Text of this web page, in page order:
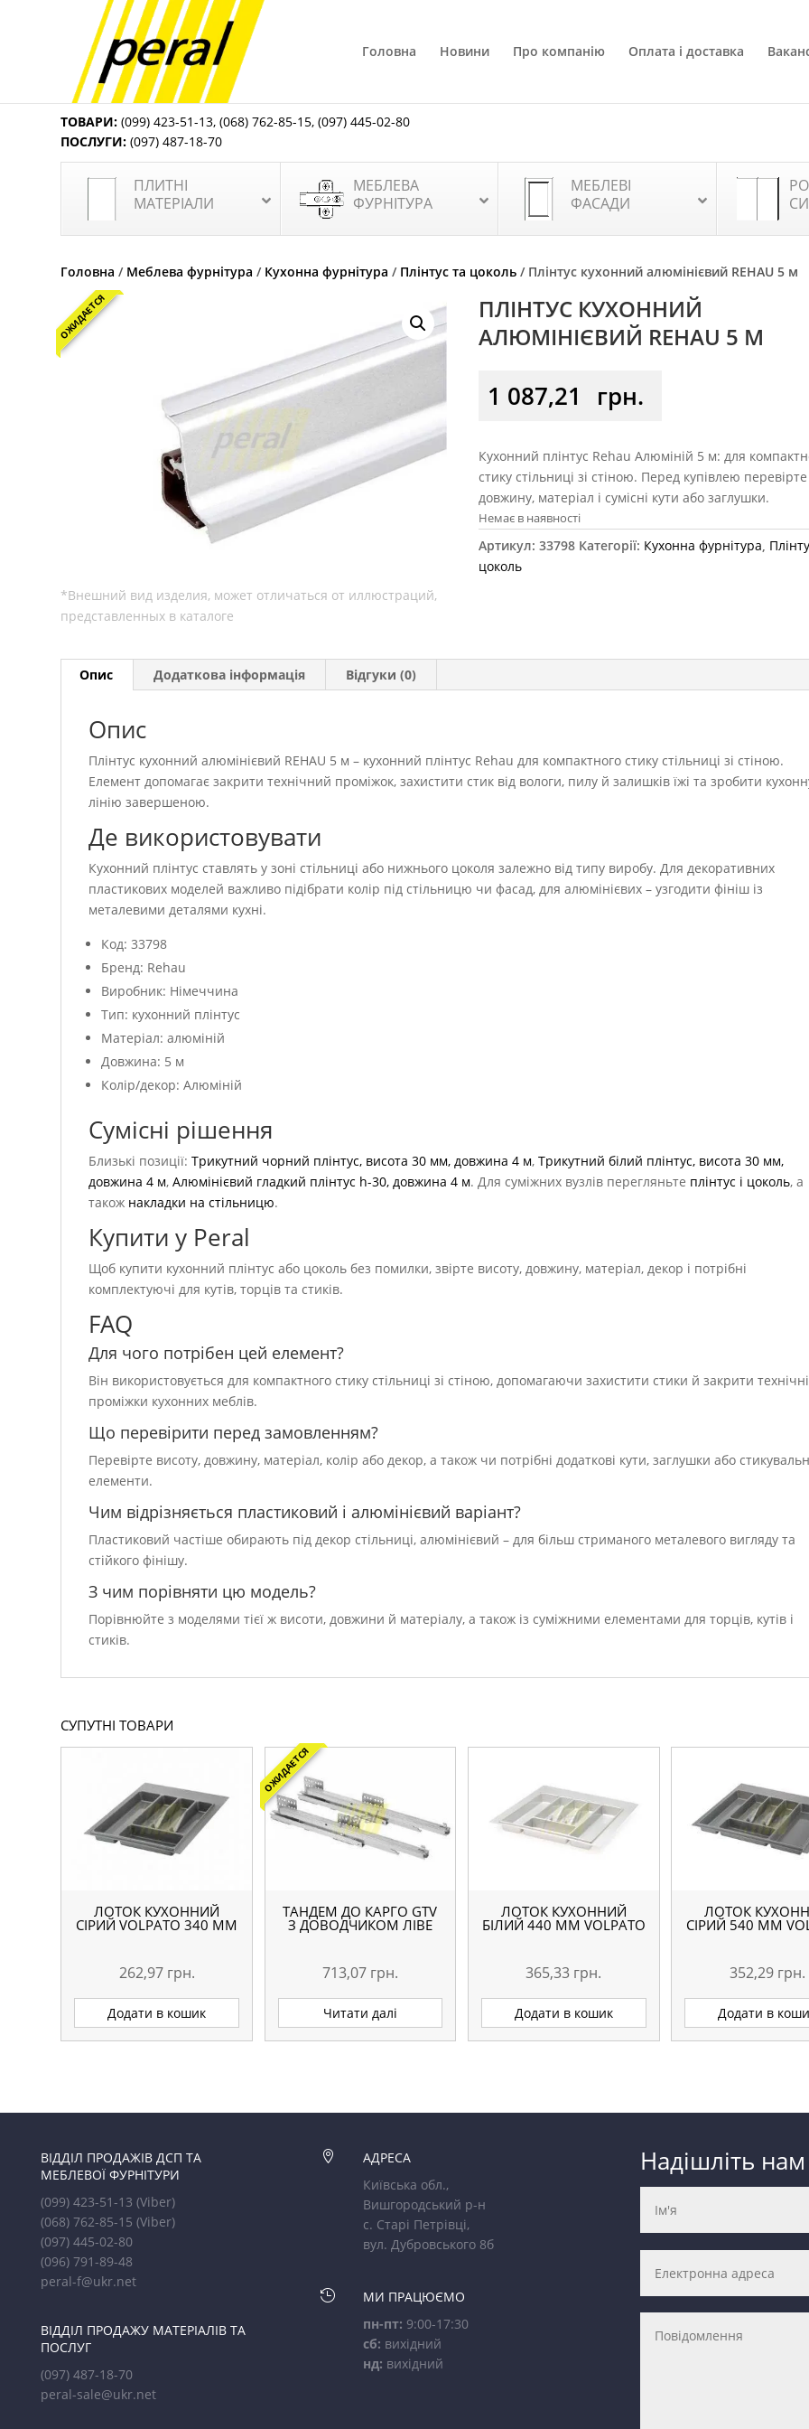
Головна Новини Про компанію Оплата і доставка
ТОВАРИ: (099) 423-51-13,(068) 762-85-15,(097) 445-02-80
ПОСЛУГИ: (097) 487-18-70
ПЛИТНІ
МАТЕРІАЛИ
МЕБЛЕВА
ФУРНІТУРА
МЕБЛЕВІ
ФАСАДИ
Головна / Меблева фурнітура / Кухонна фурнітура / Плінтус та цоколь / Плінтус кухонний алюмінієвий REHAU 5 м
ОЖИДАЕТСЯ
ПЛІНТУС КУХОННИЙ
АЛЮМІНІЄВИЙ REHAU 5 М
1 087,21 грн.
Кухонний плінтус Rehau Алюміній 5 м: для
стику стільниці зі стіною. Перед купівлею
довжину, матеріал і сумісні кути або заглушки.
Немає в наявності
Артикул:33798 Категорії: Кухонна фурнітура,
цоколь
Опис Додаткова інформація Відгуки (0)
Опис
Плінтус кухонний алюмінієвий REHAU 5 м – кухонний плінтус Rehau для компактного стику стільниці зі стіною.
Елемент допомагає закрити технічний проміжок, захистити стик від вологи, пилу й залишків їжі та зробити
лінію завершеною.
Де використовувати
Кухонний плінтус ставлять у зоні стільниці або нижнього цоколя залежно від типу виробу. Для декоративних
пластикових моделей важливо підібрати колір під стільницю чи фасад, для алюмінієвих – узгодити фініш із
металевими деталями кухні.
Код: 33798
Бренд: Rehau
Виробник: Німеччина
Тип: кухонний плінтус
Матеріал: алюміній
Довжина: 5 м
Колір/декор: Алюміній
Сумісні рішення
Близькі позиції:Трикутний чорний плінтус, висота 30 мм, довжина 4 м,Трикутний білий плінтус, висота 30 мм,
довжина 4 м,Алюмінієвий гладкий плінтус h-30, довжина 4 м. Для суміжних вузлів перегляньте плінтус і цоколь, а
також накладки на стільницю.
Купити у Peral
Щоб купити кухонний плінтус або цоколь без помилки, звірте висоту, довжину, матеріал, декор і потрібні
комплектуючі для кутів, торців та стиків.
FAQ
Для чого потрібен цей елемент?
Він використовується для компактного стику стільниці зі стіною, допомагаючи захистити стики й закрити технічні
проміжки кухонних меблів.
Що перевірити перед замовленням?
Перевірте висоту, довжину, матеріал, колір або декор, а також чи потрібні додаткові кути, заглушки або
елементи.
Чим відрізняється пластиковий і алюмінієвий варіант?
Пластиковий частіше обирають під декор стільниці, алюмінієвий – для більш стриманого металевого вигляду та
стійкого фінішу.
З чим порівняти цю модель?
Порівнюйте з моделями тієї ж висоти, довжини й матеріалу, а також із суміжними елементами для торців, кутів і
стиків.
СУПУТНІ ТОВАРИ
ЛОТОК КУХОННИЙ
СІРИЙ VOLPATO 340 ММ
262,97 грн.
Додати в кошик
ОЖИДАЕТСЯ
ТАНДЕМ ДО КАРГО GTV
З ДОВОДЧИКОМ ЛІВЕ
713,07 грн.
Читати далі
ЛОТОК КУХОННИЙ
БІЛИЙ 440 ММ VOLPATO
365,33 грн.
Додати в кошик
ЛОТОК
СІРИЙ 540 ММ
352,29 грн.
Додати в
ВІДДІЛ ПРОДАЖІВ ДСП ТА
МЕБЛЕВОЇ ФУРНІТУРИ
(099) 423-51-13(Viber)
(068) 762-85-15(Viber)
(097) 445-02-80
(096) 791-89-48
peral-f@ukr.net
ВІДДІЛ ПРОДАЖУ МАТЕРІАЛІВ ТА
ПОСЛУГ
(097) 487-18-70
peral-sale@ukr.net

АДРЕСА
Київська обл.,
Вишгородський р-н
с. Старі Петрівці,
вул. Дубровського 8б

МИ ПРАЦЮЄМО
пн-пт: 9:00-17:30
сб: вихідний
нд: вихідний
Надішліть